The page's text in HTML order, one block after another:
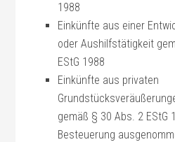
1988
Einkünfte aus einer
oder Aushilfstätigkeit
EStG 1988
Einkünfte aus privaten
gemäß § 30 Abs. 2 EStG
Besteuerung